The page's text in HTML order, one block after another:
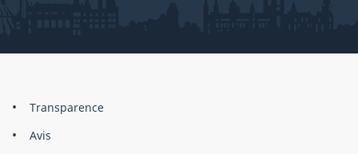
About
this
Brand
Transparence
Avis